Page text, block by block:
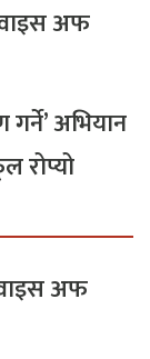
अफ
अभियान
रोप्यो
अफ